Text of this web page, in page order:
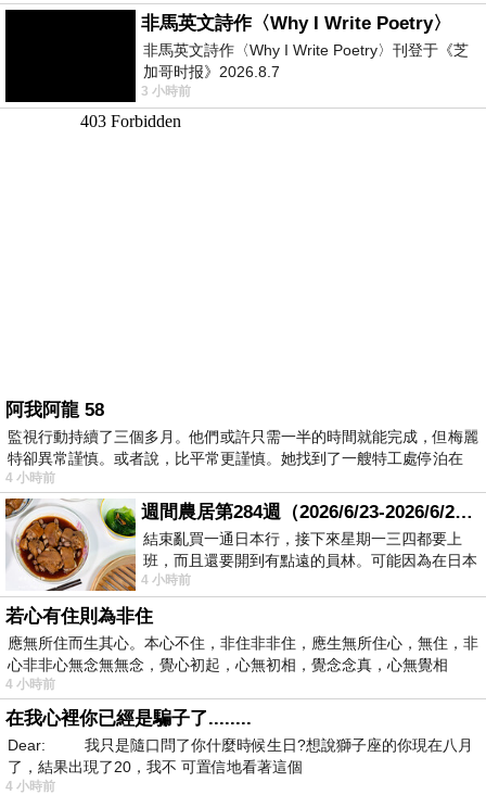
非馬英文詩作〈Why I Write Poetry〉
非馬英文詩作〈Why I Write Poetry〉刊登于《芝
加哥时报》2026.8.7
3 小時前
阿我阿龍 58
監視行動持續了三個多月。他們或許只需一半的時間就能完成，但梅麗
特卻異常謹慎。或者說，比平常更謹慎。她找到了一艘特工處停泊在
4 小時前
週間農居第284週（2026/6/23-2026/6/24) 夏至 金黃稻浪洋溢豐收喜悅
結束亂買一通日本行，接下來星期一三四都要上
班，而且還要開到有點遠的員林。可能因為在日本
花不少錢，星期一出門上班時，心裡沒有一
4 小時前
若心有住則為非住
應無所住而生其心。本心不住，非住非非住，應生無所住心，無住，非
心非非心無念無無念，覺心初起，心無初相，覺念念真，心無覺相
4 小時前
在我心裡你已經是騙子了........
Dear: 我只是隨口問了你什麼時候生日?想說獅子座的你現在八月
了，結果出現了20，我不 可置信地看著這個
4 小時前